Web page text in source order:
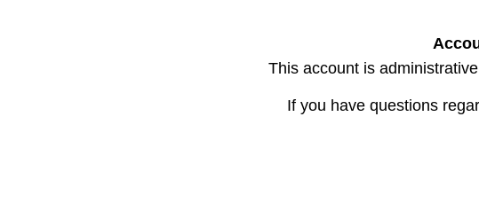
This account is
If you have questions